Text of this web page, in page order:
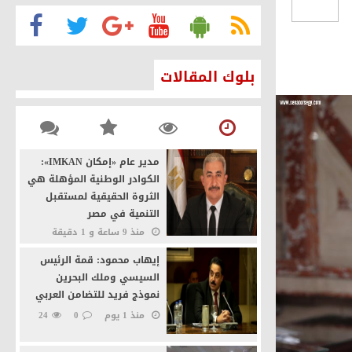
القومي
السيسي
القاهرة كصانعة للسلام
بلوك المقالات
مدير عام «إمكان IMKAN»:
الكوادر الوطنية المؤهلة هي
الثروة الحقيقية لمستقبل
التنمية في مصر
منذ 9 ساعة و 1 دقيقة
إيهاب محمود: قمة الرئيس
السيسي وملك البحرين
نموذج فريد للتضامن العربي
منذ 1 يوم 0
24